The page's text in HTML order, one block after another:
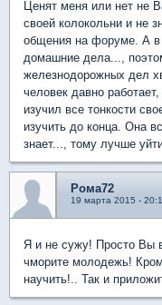
Ценят меня или нет не
своей колокольни и не
общения на форуме. А в
домашние дела...,
железнодорожных дел
человек давно
изучил все тонкости
изучить до конца. Она
знает..., тому лучше
Рома72
19 марта 2015 -
Я и не сужу! Просто Вы
чморите молодежь!
научить!.. Так и